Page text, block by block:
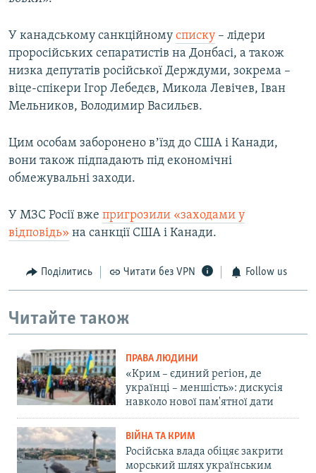
У канадському санкційному списку – лідери
проросійських сепаратистів на Донбасі, а також
низка депутатів російської Держдуми, зокрема –
віце-спікери Ігор Лебедєв, Микола Левічев, Іван
Мельников, Володимир Васильєв.
Цим особам заборонено вʼїзд до США і Канади,
вони також підпадають під економічні
обмежувальні заходи.
У МЗС Росії вже пригрозили «заходами у
відповідь» на санкції США і Канади.
Поділитись Читати без VPN Follow us
Читайте також
ПРАВА ЛЮДИНИ
«Крим – єдиний регіон, де
українці – меншість»: дискусія
навколо нової пам'ятної дати
ВІЙНА ТА КРИМ
Російська влада обіцяє закрити
морський шлях українським